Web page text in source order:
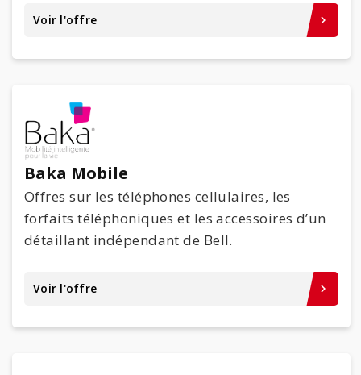
Voir l'offre keyboard_arrow_right
Baka Mobile
Offres sur les téléphones cellulaires, les
forfaits téléphoniques et les accessoires d’un
détaillant indépendant de Bell.
Voir l'offre keyboard_arrow_right